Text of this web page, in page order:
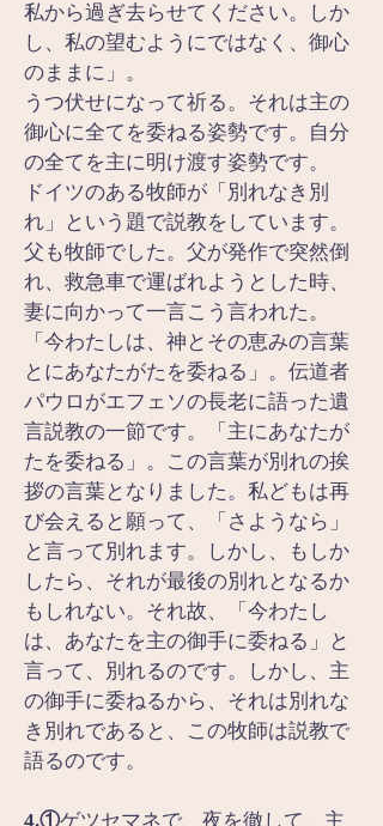
私から過ぎ去らせてください。しか
し、私の望むようにではなく、御心
のままに」。
うつ伏せになって祈る。それは主の
御心に全てを委ねる姿勢です。自分
の全てを主に明け渡す姿勢です。
ドイツのある牧師が「別れなき別
れ」という題で説教をしています。
父も牧師でした。父が発作で突然倒
れ、救急車で運ばれようとした時、
妻に向かって一言こう言われた。
「今わたしは、神とその恵みの言葉
とにあなたがたを委ねる」。伝道者
パウロがエフェソの長老に語った遺
言説教の一節です。「主にあなたが
たを委ねる」。この言葉が別れの挨
拶の言葉となりました。私どもは再
び会えると願って、「さようなら」
と言って別れます。しかし、もしか
したら、それが最後の別れとなるか
もしれない。それ故、「今わたし
は、あなたを主の御手に委ねる」と
言って、別れるのです。しかし、主
の御手に委ねるから、それは別れな
き別れであると、この牧師は説教で
語るのです。
4.①ゲツセマネで、夜を徹して、主